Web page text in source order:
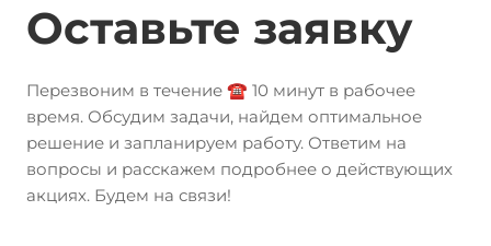
Оставьте заявку
Перезвоним в течение ☎️ 10 минут в рабочее
время. Обсудим задачи, найдем оптимальное
решение и запланируем работу. Ответим на
вопросы и расскажем подробнее о действующих
акциях. Будем на связи!